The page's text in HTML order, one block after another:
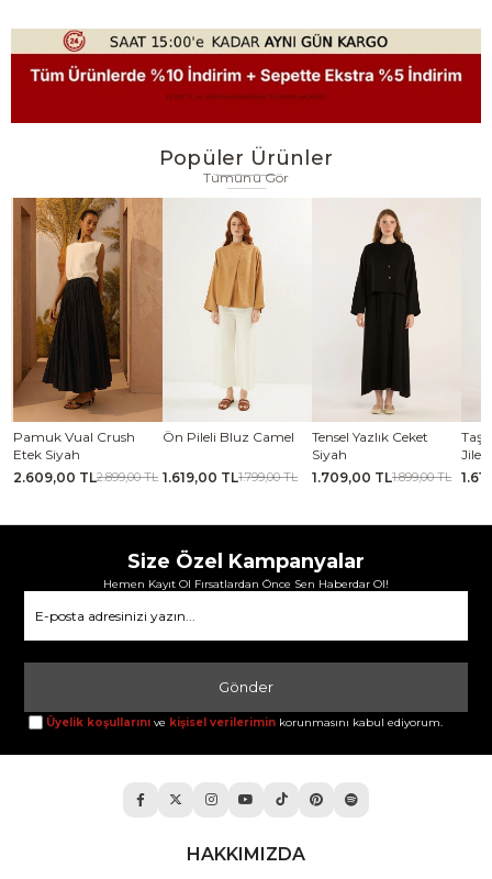
Popüler Ürünler
Tümünü Gör
Pamuk Vual Crush
Etek Siyah
2.609,00 TL2.899,00 TL
Ön Pileli Bluz Camel
1.619,00 TL1.799,00 TL
Tensel Yazlık Ceket
Siyah
1.709,00 TL1.899,00 TL
Jile
Size Özel Kampanyalar
Hemen Kayıt Ol Fırsatlardan Önce Sen Haberdar Ol!
Gönder
Üyelik koşullarını ve kişisel verilerimin korunmasını kabul ediyorum.
HAKKIMIZDA